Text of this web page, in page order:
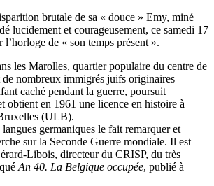
brutale de sa « douce » Emy, miné
lucidement et courageusement, ce samedi 17
l’horloge de « son temps présent ».
les Marolles, quartier populaire du centre de
nombreux immigrés juifs originaires
caché pendant la guerre, poursuit
obtient en 1961 une licence en histoire à
(ULB).
germaniques le fait remarquer et
sur la Seconde Guerre mondiale. Il est
Libois, directeur du CRISP, du très
An 40. La Belgique occupée, publié à